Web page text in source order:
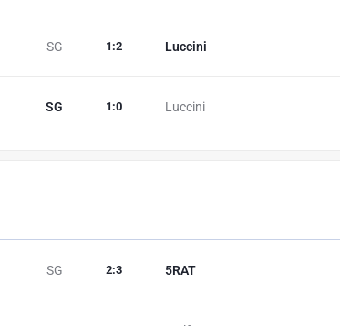
SG Luccini
1 :2
SG Luccini
1 :0
SG 5RAT
2:3